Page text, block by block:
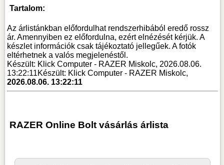
Tartalom:
Az árlistánkban előfordulhat rendszerhibából eredő rossz
ár. Amennyiben ez előfordulna, ezért elnézését kérjük. A
készlet információk csak tájékoztató jellegűek. A fotók
eltérhetnek a valós megjelenéstől.
Készült: Klick Computer - RAZER Miskolc, 2026.08.06.
13:22:11Készült: Klick Computer - RAZER Miskolc,
2026.08.06. 13:22:11
RAZER Online Bolt vásárlás árlista